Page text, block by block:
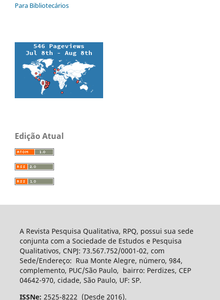
Para Bibliotecários
Edição Atual
A Revista Pesquisa Qualitativa, RPQ, possui sua sede
conjunta com a Sociedade de Estudos e Pesquisa
Qualitativos, CNPJ: 73.567.752/0001-02, com
Sede/Endereço: Rua Monte Alegre, número, 984,
complemento, PUC/São Paulo, bairro: Perdizes, CEP
04642-970, cidade, São Paulo, UF: SP.
ISSNe: 2525-8222 (Desde 2016).